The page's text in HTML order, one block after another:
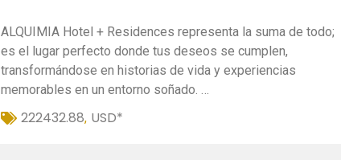
ALQUIMIA Hotel + Residences representa la suma de todo;
es el lugar perfecto donde tus deseos se cumplen,
transformándose en historias de vida y experiencias
memorables en un entorno soñado. …
222432.88, USD*